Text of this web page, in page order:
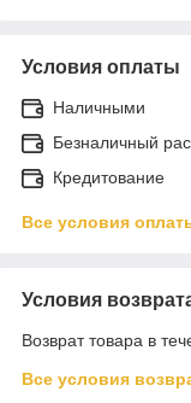
Условия оплаты
Наличными
Безналичный
Кредитование
Все условия
Условия
Возврат товара в
Все условия